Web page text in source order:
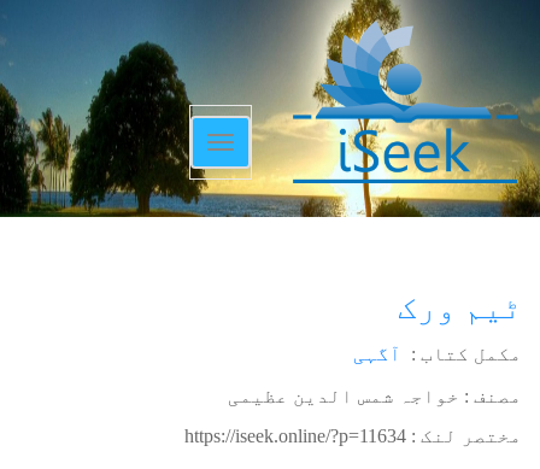
Toggle
navigation
ٹیم ورک
مکمل کتاب : آگہی
مصنف : خواجہ شمس الدین عظیمی
مختصر لنک : https://iseek.online/?p=11634